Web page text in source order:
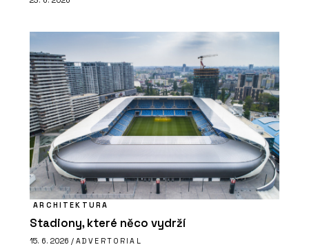
ARCHITEKTURA
Stadiony, které něco vydrží
15. 6. 2026 / ADVERTORIAL